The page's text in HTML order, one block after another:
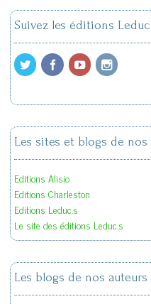
Suivez les éditions Leduc
Les sites et blogs de
Editions Alisio
Editions Charleston
Editions Leduc.s
Le site des éditions Leduc.s
Les blogs de nos auteurs